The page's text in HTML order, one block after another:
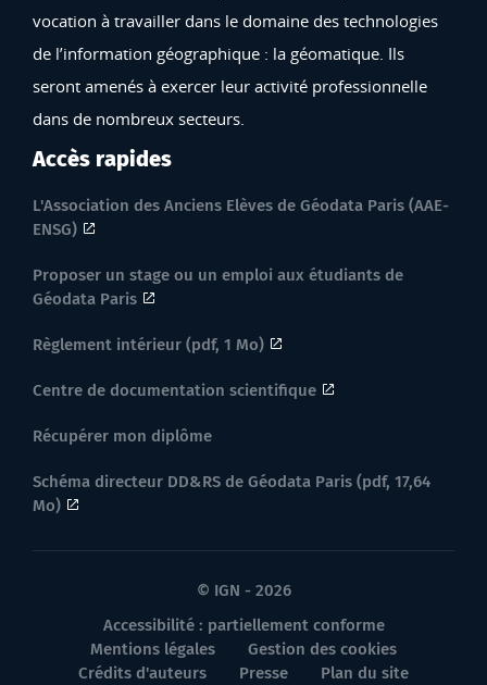
vocation à travailler dans le domaine des technologies
de l’information géographique : la géomatique. Ils
seront amenés à exercer leur activité professionnelle
dans de nombreux secteurs.
Accès rapides
L'Association des Anciens Elèves de Géodata Paris (AAE-
ENSG)
Proposer un stage ou un emploi aux étudiants de
Géodata Paris
Règlement intérieur (pdf, 1 Mo)
Centre de documentation scientifique
Récupérer mon diplôme
Schéma directeur DD&RS de Géodata Paris (pdf, 17,64
Mo)
© IGN - 2026
Accessibilité : partiellement conforme
Mentions légales
Gestion des cookies
Crédits d'auteurs
Presse Plan du site